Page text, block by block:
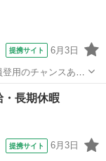
提携サイト 6月3日
用のチャンスあり/
仕事内容
・長期休暇
提携サイト 6月3日